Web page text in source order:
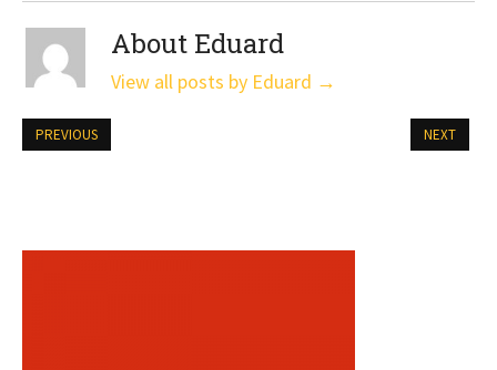
About Eduard
View all posts by Eduard →
PREVIOUS NEXT